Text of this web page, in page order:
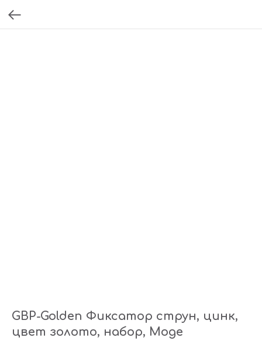
GBP-Golden Фиксатор струн, цинк,
цвет золото, набор, Moge